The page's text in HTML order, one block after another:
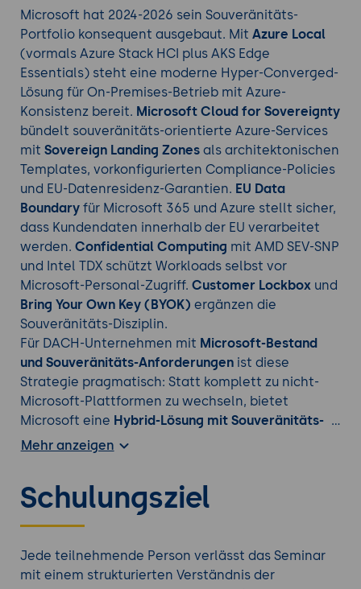
Microsoft hat 2024-2026 sein Souveränitäts-
Portfolio konsequent ausgebaut. Mit Azure Local
(vormals Azure Stack HCI plus AKS Edge
Essentials) steht eine moderne Hyper-Converged-
Lösung für On-Premises-Betrieb mit Azure-
Konsistenz bereit. Microsoft Cloud for Sovereignty
bündelt souveränitäts-orientierte Azure-Services
mit Sovereign Landing Zonesals architektonischen
Templates, vorkonfigurierten Compliance-Policies
und EU-Datenresidenz-Garantien. EU Data
Boundaryfür Microsoft 365 und Azure stellt sicher,
dass Kundendaten innerhalb der EU verarbeitet
werden. Confidential Computing mit AMD SEV-SNP
und Intel TDX schützt Workloads selbst vor
Microsoft-Personal-Zugriff. Customer Lockbox und
Bring Your Own Key (BYOK) ergänzen die
Souveränitäts-Disziplin.
Für DACH-Unternehmen mit Microsoft-Bestand
und Souveränitäts-Anforderungenist diese
Strategie pragmatisch: Statt komplett zu nicht-
Microsoft-Plattformen zu wechseln, bietet
Microsoft eine Hybrid-Lösung mit Souveränitäts-
Komponenten - mit der gleichen Lizenz-Welt, dem
Versicherungen, Behörden, Krankenhäuser,
Energieversorger) relevant, die unter NIS-2-,
stehen, gleichzeitig aber tief im Microsoft-Stack
verankert sind.
Mehr anzeigen
Schulungsziel
Jede teilnehmende Person verlässt das Seminar
mit einem strukturierten Verständnis der